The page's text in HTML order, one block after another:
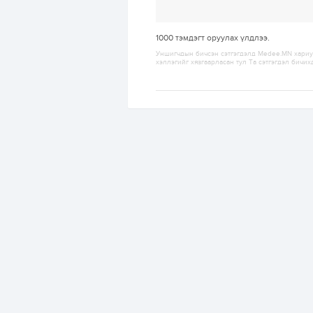
1000 тэмдэгт оруулах үлдлээ.
Уншигчдын бичсэн сэтгэгдэлд Medee.MN
хэллэгийг хязгаарласан тул Та сэтгэгдэл